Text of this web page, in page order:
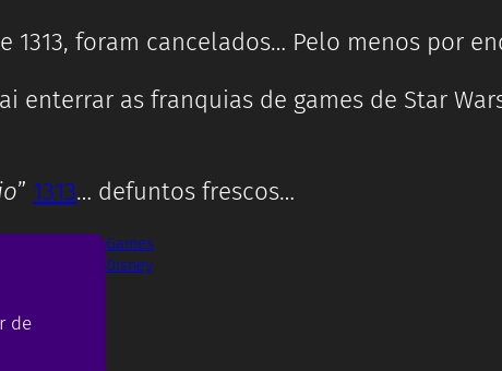
foram cancelados… Pelo menos por
enterrar as franquias de games de Star
” 1313… defuntos frescos…
de
Games
Disney